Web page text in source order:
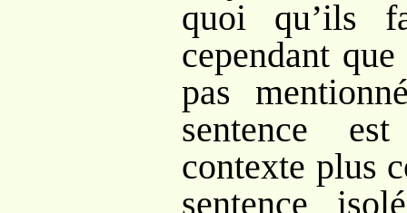
quoi qu’ils
cependant
pas
sentence
contexte plus
sentence